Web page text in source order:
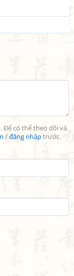
Để có thể theo dõi và
/đăng nhậptrước.